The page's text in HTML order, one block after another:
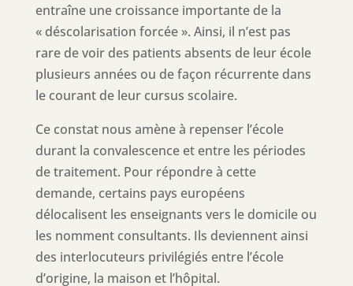
entraîne une croissance importante de la
« déscolarisation forcée ». Ainsi, il n’est pas
rare de voir des patients absents de leur école
plusieurs années ou de façon récurrente dans
le courant de leur cursus scolaire.
Ce constat nous amène à repenser l’école
durant la convalescence et entre les périodes
de traitement. Pour répondre à cette
demande, certains pays européens
délocalisent les enseignants vers le domicile ou
les nomment consultants. Ils deviennent ainsi
des interlocuteurs privilégiés entre l’école
d’origine, la maison et l’hôpital.